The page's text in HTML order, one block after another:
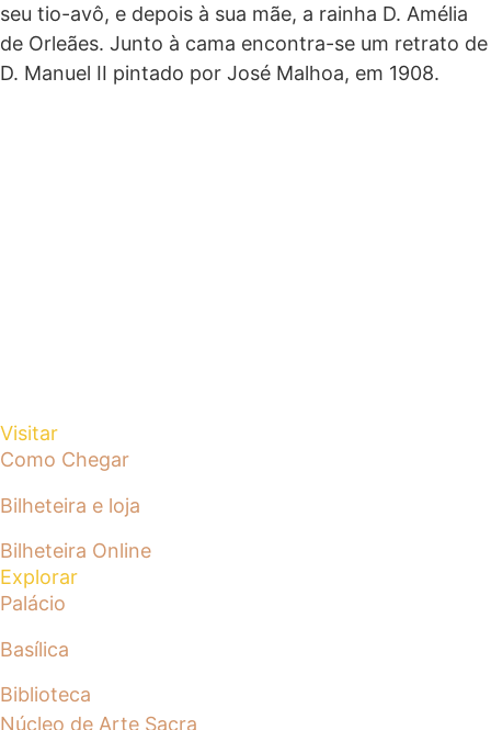
seu tio-avô, e depois à sua mãe, a rainha D. Amélia
de Orleães. Junto à cama encontra-se um retrato de
D. Manuel II pintado por José Malhoa, em 1908.
Visitar
Como Chegar
Bilheteira e loja
Bilheteira Online
Explorar
Palácio
Basílica
Biblioteca
Núcleo de Arte Sacra